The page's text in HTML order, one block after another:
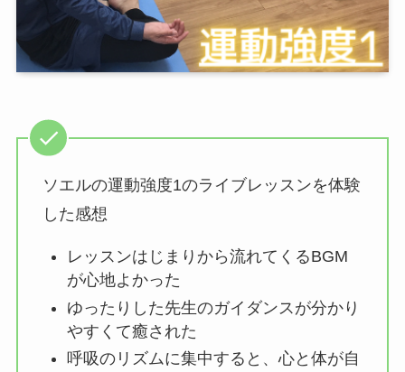
ソエルの運動強度1のライブレッスンを体験
した感想
レッスンはじまりから流れてくるBGM
が心地よかった
ゆったりした先生のガイダンスが分かり
やすくて癒された
呼吸のリズムに集中すると、心と体が自